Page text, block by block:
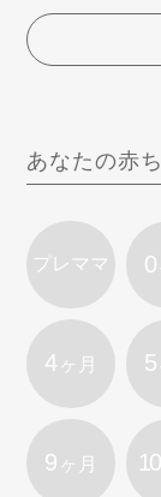
あなたの赤
プレママ 0
4 ヶ月 5
9 ヶ月 10